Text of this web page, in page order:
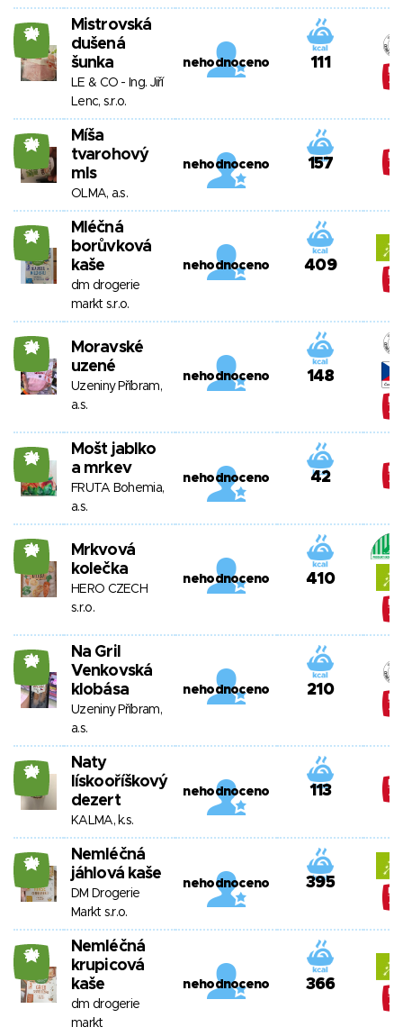
24
Mistrovská
dušená
šunka
LE & CO - Ing. Jiří
Lenc, s.r.o.
nehodnoceno 111
24
Míša
tvarohový
mls
OLMA, a.s.
nehodnoceno 157
24
Mléčná
borůvková
kaše
dm drogerie
markt s.r.o.
nehodnoceno 409
24
Moravské
uzené
Uzeniny Příbram,
a.s.
nehodnoceno 148
24
Mošt jablko
a mrkev
FRUTA Bohemia,
a.s.
nehodnoceno 42
24
Mrkvová
kolečka
HERO CZECH
s.r.o.
nehodnoceno 410
24
Na Gril
Venkovská
klobása
Uzeniny Příbram,
a.s.
nehodnoceno 210
24
Naty
lískooříškový
dezert
KALMA, k.s.
nehodnoceno 113
24
Nemléčná
jáhlová kaše
DM Drogerie
Markt s.r.o.
nehodnoceno 395
24
Nemléčná
krupicová
kaše
dm drogerie
markt
nehodnoceno 366